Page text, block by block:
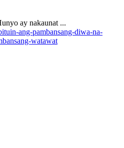
ay nakaunat ...